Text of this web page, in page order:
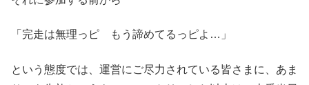
「完走は無理っピ もう諦めてるっピよ…」
という態度では、運営にご尽力されている皆さまに、あま